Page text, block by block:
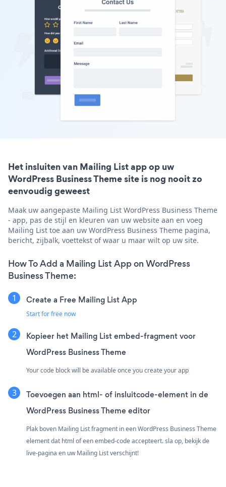
Het insluiten van Mailing List app op uw
WordPress Business Theme site is nog nooit zo
eenvoudig geweest
Maak uw aangepaste Mailing List WordPress Business Theme
- app, pas de stijl en kleuren van uw website aan en voeg
Mailing List toe aan uw WordPress Business Theme pagina,
bericht, zijbalk, voettekst of waar u maar wilt op uw site.
How To Add a Mailing List App on WordPress
Business Theme:
Create a Free Mailing List App
Start for free now
Kopieer het Mailing List embed-fragment voor
WordPress Business Theme
Your code block will be available once you create your app
Toevoegen aan html- of insluitcode-element in de
WordPress Business Theme editor
Plak boven Mailing List fragment in een WordPress Business Theme
element dat html of een embed-code accepteert. sla op, bekijk de
live-pagina en uw Mailing List verschijnt!